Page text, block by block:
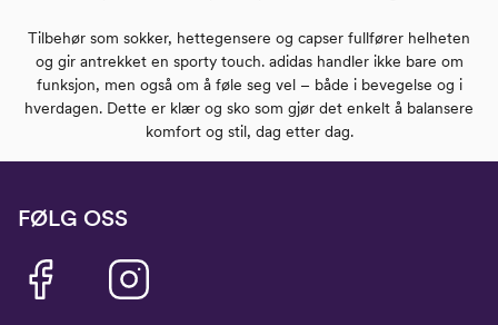
Tilbehør som sokker, hettegensere og capser fullfører helheten
og gir antrekket en sporty touch. adidas handler ikke bare om
funksjon, men også om å føle seg vel – både i bevegelse og i
hverdagen. Dette er klær og sko som gjør det enkelt å balansere
komfort og stil, dag etter dag.
FØLG OSS